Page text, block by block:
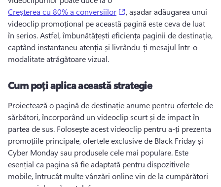
Creșterea cu 80% a conversiilor
(opens in a new tab)
, așadar adăugarea unui
videoclip promoțional pe această pagină este ceva de luat
în serios. Astfel, îmbunătățești eficiența paginii de destinație,
captând instantaneu atenția și livrându-ți mesajul într-o
modalitate atrăgătoare vizual.
Cum poți aplica această strategie
Proiectează o pagină de destinație anume pentru ofertele de
sărbători, încorporând un videoclip scurt și de impact în
partea de sus. Folosește acest videoclip pentru a-ți prezenta
promoțiile principale, ofertele exclusive de Black Friday și
Cyber Monday sau produsele cele mai populare. Este
esențial ca pagina să fie adaptată pentru dispozitivele
mobile, întrucât multe vânzări online vin de la cumpărători